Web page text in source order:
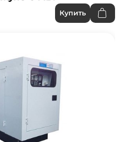
Купить